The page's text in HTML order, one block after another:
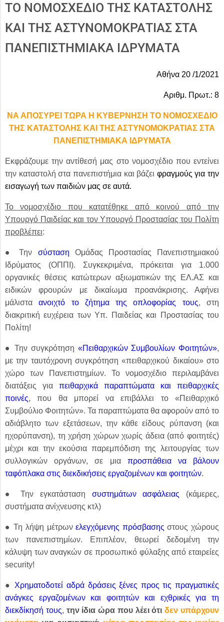
ΤΟ ΝΟΜΟΣΧΕΔΙΟ ΤΗΣ ΚΑΤΑΣΤΟΛΗΣ
ΚΑΙ ΤΗΣ ΑΣΤΥΝΟΜΟΚΡΑΤΙΑΣ ΣΤΑ
ΠΑΝΕΠΙΣΤΗΜΙΑΚΑ ΙΔΡΥΜΑΤΑ
Αθήνα 20 /1/2021
Αριθμ. Πρωτ.: 8
ΝΑ ΑΠΟΣΥΡΕΙ ΤΩΡΑ Η ΚΥΒΕΡΝΗΣΗ ΤΟ ΝΟΜΟΣΧΕΔΙΟ
ΤΗΣ ΚΑΤΑΣΤΟΛΗΣ ΚΑΙ ΤΗΣ ΑΣΤΥΝΟΜΟΚΡΑΤΙΑΣ ΣΤΑ
ΠΑΝΕΠΙΣΤΗΜΙΑΚΑ ΙΔΡΥΜΑΤΑ
Εκφράζουμε την αντίθεσή μας στο νομοσχέδιο που εντείνει
την καταστολή στα πανεπιστήμια και βάζει φραγμούς για την
εισαγωγή των παιδιών μας σε αυτά.
Το νομοσχέδιο που κατατέθηκε από κοινού από την
Υπουργό Παιδείας και τον Υπουργό Προστασίας του Πολίτη
προβλέπει:
●Την σύσταση Ομάδας Προστασίας Πανεπιστημιακού
Ιδρύματος (ΟΠΠΙ). Συγκεκριμένα, πρόκειται για 1.000
οργανικές θέσεις κατώτερων αξιωματικών της ΕΛ.ΑΣ και
ειδικών φρουρών με δικαίωμα προανάκρισης. Αφήνει
μάλιστα ανοιχτό το ζήτημα της οπλοφορίας τους, στη
διακριτική ευχέρεια των Υπ. Παιδείας και Προστασίας του
Πολίτη!
●Την συγκρότηση «Πειθαρχικών Συμβουλίων Φοιτητών»,
με την ταυτόχρονη συγκρότηση «πειθαρχικού δικαίου» στο
χώρο των Πανεπιστημίων. Το νομοσχέδιο περιλαμβάνει
διατάξεις για πειθαρχικά παραπτώματα και πειθαρχικές
ποινές, που θα μπορεί να επιβάλλει το «Πειθαρχικό
Συμβούλιο Φοιτητών». Τα παραπτώματα θα αφορούν από το
αδιάβλητο των εξετάσεων, την κάθε είδους ρύπανση (και
ηχορύπανση), τη χρήση χώρων χωρίς άδεια (από φοιτητές)
μέχρι και την εκούσια παρεμπόδιση της λειτουργίας των
συλλογικών οργάνων, σε μια προσπάθεια να βάλουν
ταφόπλακα στις διεκδικήσεις εργαζομένων και φοιτητών.
●Την εγκατάσταση συστημάτων ασφάλειας (κάμερες,
συστήματα ανίχνευσης κτλ)
●Τη λήψη μέτρωνελεγχόμενης πρόσβασης στους χώρους
των πανεπιστημίων. Επιπλέον, θεωρεί δεδομένη την
κάλυψη των αναγκών σε προσωπικό φύλαξης από εταιρείες
security!
●
Χρηματοδοτεί αδρά δράσεις ξένες προς τις πραγματικές
ανάγκες εργαζομένων και φοιτητών και εχθρικές για τη
διεκδίκησή τους, την ίδια ώρα που λέει ότιδεν υπάρχουν